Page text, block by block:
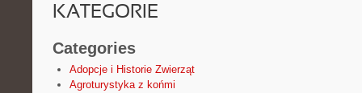
KATEGORIE
Categories
Adopcje i Historie Zwierząt
Agroturystyka z końmi